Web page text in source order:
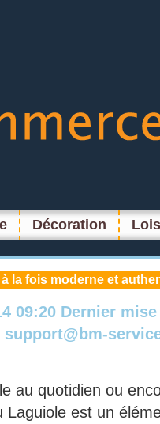
Décoration
la fois moderne et
09:20 Dernier
support@bm-
au quotidien ou
est un